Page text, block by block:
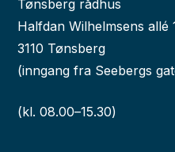
Tønsberg rådhus
Halfdan Wilhelmsens allé
3110 Tønsberg
(inngang fra Seebergs
(kl. 08.00–15.30)